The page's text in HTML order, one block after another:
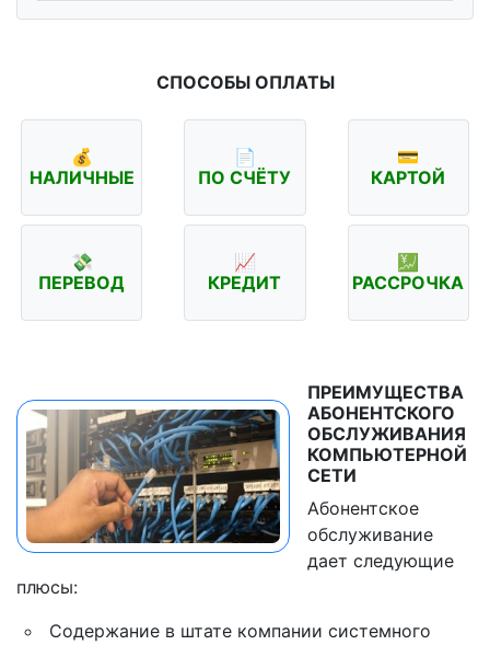
СПОСОБЫ ОПЛАТЫ
💰
НАЛИЧНЫЕ
📄
ПО СЧЁТУ
💳
КАРТОЙ
💸
ПЕРЕВОД
📈
КРЕДИТ
💹
РАССРОЧКА
ПРЕИМУЩЕСТВА
АБОНЕНТСКОГО
ОБСЛУЖИВАНИЯ
КОМПЬЮТЕРНОЙ
СЕТИ
Абонентское
обслуживание
дает следующие
плюсы:
Содержание в штате компании системного